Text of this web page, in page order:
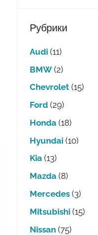
Рубрики
Audi(11)
BMW(2)
Chevrolet(15)
Ford(29)
Honda(18)
Hyundai(10)
Kia(13)
Mazda(8)
Mercedes(3)
Mitsubishi(15)
Nissan(75)